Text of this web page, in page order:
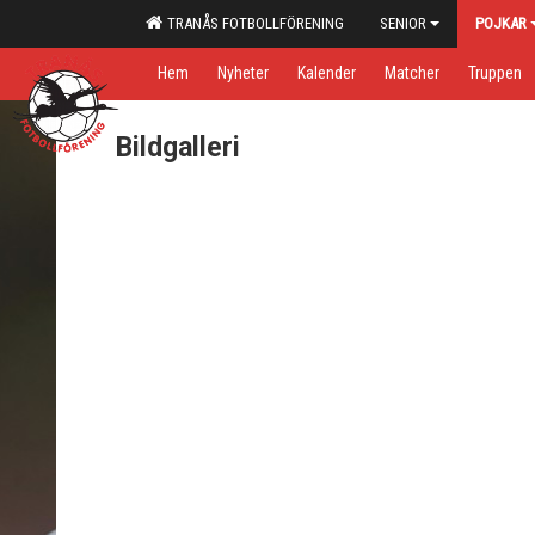
TRANÅS FOTBOLLFÖRENING SENIOR POJKAR
Hem Nyheter Kalender Matcher Truppen
Bildgalleri